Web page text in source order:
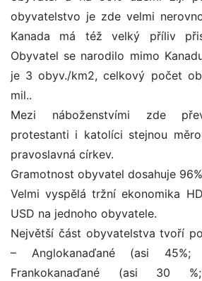
obyvatelstvo je zde velmi
Kanada má též velký příliv
Obyvatel se narodilo mimo
je 3 obyv./km2, celkový počet
mil..
Mezi náboženstvími zde
protestanti i katolíci stejnou
pravoslavná církev.
Gramotnost obyvatel dosahuje
Velmi vyspělá tržní ekonomika
USD na jednoho obyvatele.
Největší část obyvatelstva tvoří
– Anglokanaďané (asi
Frankokanaďané (asi 30